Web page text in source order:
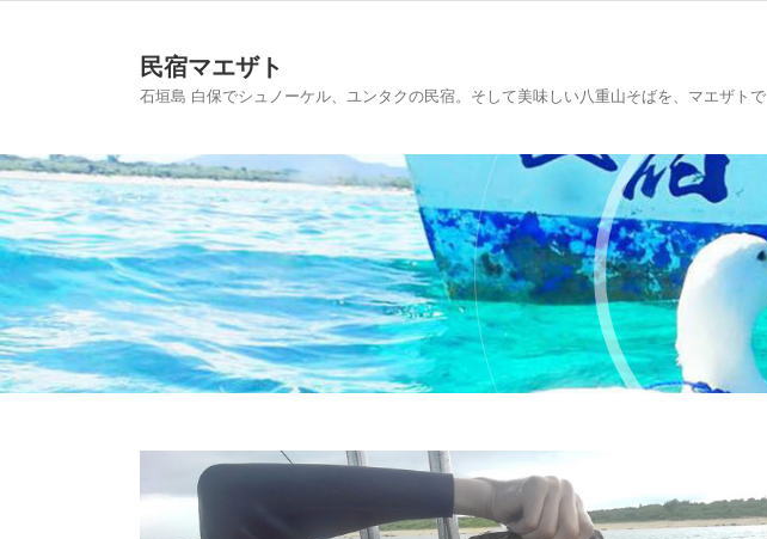
民宿マエザト
石垣島 白保でシュノーケル、ユンタクの民宿。そして美味しい八重山そばを、マエザトで